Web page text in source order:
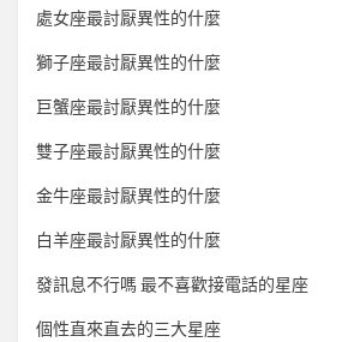
處女座最討厭異性的什麼
獅子座最討厭異性的什麼
巨蟹座最討厭異性的什麼
雙子座最討厭異性的什麼
金牛座最討厭異性的什麼
白羊座最討厭異性的什麼
發訊息不行嗎 最不喜歡接電話的星座
個性直來直去的三大星座